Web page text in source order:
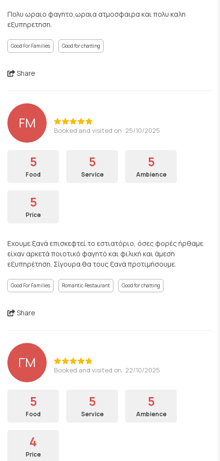
Πολυ ωραιο φαγητο,ωραια ατμοσφαιρα και πολυ καλη
εξυπηρετηση.
Good For Families Good for chatting
Share
FM Booked and visited on: 25/10/2025
5
Food
5
Service
5
Ambience
5
Price
Εχουμε ξανά επισκεφτεί το εστιατόριο, όσες φορές ήρθαμε
είχαν αρκετά ποιοτικό φαγητό και φιλική και άμεση
εξυπηρέτηση. Σίγουρα θα τους ξανά προτιμήσουμε.
Good For Families Romantic Restaurant Good for chatting
Share
ΓΜ Booked and visited on: 22/10/2025
5
Food
5
Service
5
Ambience
4
Price